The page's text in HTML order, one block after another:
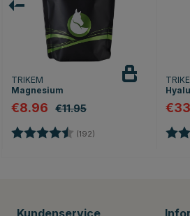
TRIKEM
Magnesium
€8.96 €11.95
Bewertung: (192) 4.7 von 5 Sternen
Kundenservice